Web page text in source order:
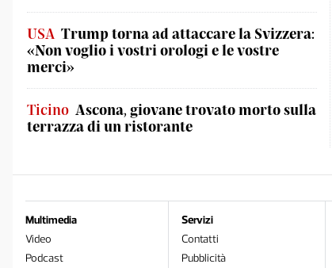
USA Trump torna ad attaccare la Svizzera:
«Non voglio i vostri orologi e le vostre
merci»
Ticino Ascona, giovane trovato morto sulla
terrazza di un ristorante
Multimedia
Video
Podcast
Servizi
Contatti
Pubblicità